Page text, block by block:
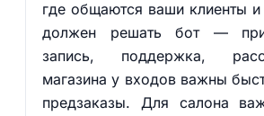
где общаются ваши клиенты и
должен решать бот —
запись, поддержка,
магазина у входов важны
предзаказы. Для салона